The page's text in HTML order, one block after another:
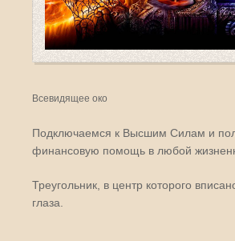
Всевидящее око
Подключаемся к Высшим Силам и
финансовую помощь в любой
Треугольник, в центр которого
глаза.